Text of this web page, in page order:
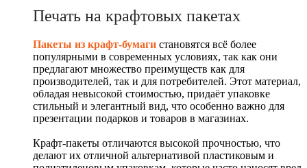
Печать на крафтовых пакетах
Пакеты из крафт-бумаги становятся всё более
популярными в современных условиях, так как они
предлагают множество преимуществ как для
производителей, так и для потребителей. Этот материал,
обладая невысокой стоимостью, придаёт упаковке
стильный и элегантный вид, что особенно важно для
презентации подарков и товаров в магазинах.
Крафт-пакеты отличаются высокой прочностью, что
делают их отличной альтернативой пластиковым и